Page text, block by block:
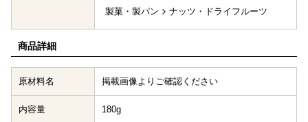
製菓・製パン
ナッツ・ドライフルーツ
商品詳細
原材料名 掲載画像よりご確認ください
内容量 180g